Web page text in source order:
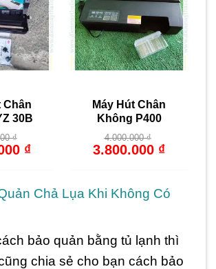
Chân
30B
₫
₫Giá
hiện
Máy Hút Chân
Không P400
4.000.000₫
Giá
gốc
3.800.000 ₫Giá
hiện
Chả Lụa Khi Không Có
bảo quản bằng tủ lạnh thì
chia sẻ cho bạn cách bảo